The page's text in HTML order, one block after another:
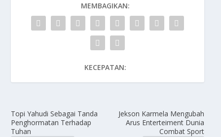
MEMBAGIKAN:
KECEPATAN:
Topi Yahudi Sebagai Tanda
Penghormatan Terhadap
Tuhan
Jekson Karmela Mengubah
Arus Enterteiment Dunia
Combat Sport